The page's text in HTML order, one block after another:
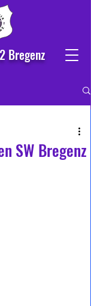
Bregenz
SW Bregenz